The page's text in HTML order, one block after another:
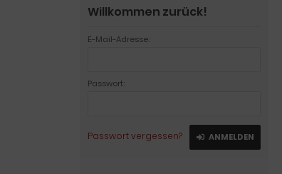
Willkommen zurück!
E-Mail-Adresse:
Passwort:
Passwort vergessen? ANMELDEN